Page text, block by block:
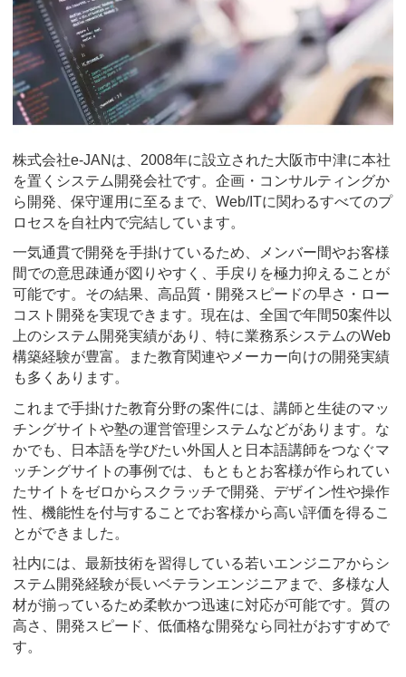
株式会社e-JANは、2008年に設立された大阪市中津に本社
を置くシステム開発会社です。企画・コンサルティングか
ら開発、保守運用に至るまで、Web/ITに関わるすべてのプ
ロセスを自社内で完結しています。
一気通貫で開発を手掛けているため、メンバー間やお客様
間での意思疎通が図りやすく、手戻りを極力抑えることが
可能です。その結果、高品質・開発スピードの早さ・ロー
コスト開発を実現できます。現在は、全国で年間50案件以
上のシステム開発実績があり、特に業務系システムのWeb
構築経験が豊富。また教育関連やメーカー向けの開発実績
も多くあります。
これまで手掛けた教育分野の案件には、講師と生徒のマッ
チングサイトや塾の運営管理システムなどがあります。な
かでも、日本語を学びたい外国人と日本語講師をつなぐマ
ッチングサイトの事例では、もともとお客様が作られてい
たサイトをゼロからスクラッチで開発、デザイン性や操作
性、機能性を付与することでお客様から高い評価を得るこ
とができました。
社内には、最新技術を習得している若いエンジニアからシ
ステム開発経験が長いベテランエンジニアまで、多様な人
材が揃っているため柔軟かつ迅速に対応が可能です。質の
高さ、開発スピード、低価格な開発なら同社がおすすめで
す。